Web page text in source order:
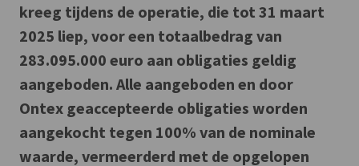
kreeg tijdens de operatie, die tot 31 maart
2025 liep, voor een totaalbedrag van
283.095.000 euro aan obligaties geldig
aangeboden. Alle aangeboden en door
Ontex geaccepteerde obligaties worden
aangekocht tegen 100% van de nominale
waarde, vermeerderd met de opgelopen